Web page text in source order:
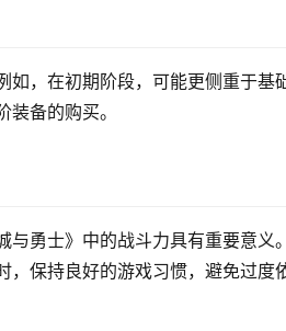
如，在初期阶段，可能更侧重于基
备的购买。
与勇士》中的战斗力具有重要意义
，保持良好的游戏习惯，避免过度